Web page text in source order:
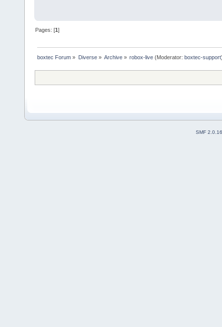
Pages: [1]
boxtec Forum » Diverse» Archive» robox-live (Moderator: boxtec-support
SMF 2.0.16